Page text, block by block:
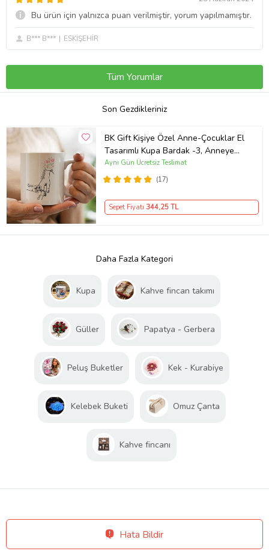
Bu ürün için yalnızca puan verilmiştir, yorum yapılmamıştır.
B*** B*** ESKİŞEHİR
Tüm Yorumlar
Son Gezdikleriniz
BK Gift Kişiye Özel Anne-Çocuklar El
Tasarımlı Kupa Bardak -3, Anneye
Hediye, Yeni Doğum Hediyesi
(17)
Aynı Gün Ücretsiz Teslimat
Sepet Fiyatı 344,25 TL
Daha Fazla Kategori
Kupa Kahve fincan takımı
Güller Papatya - Gerbera
Peluş Buketler Kek - Kurabiye
Kelebek Buketi Omuz Çanta
Kahve fincanı
Hata Bildir